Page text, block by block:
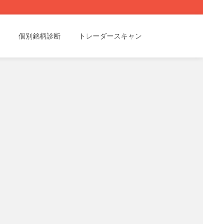
個別銘柄診断 トレーダースキャン